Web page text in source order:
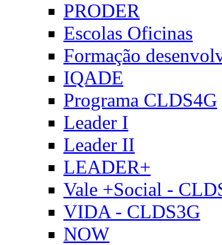
PRODER
Escolas Oficinas
Formação
IQADE
Programa CLDS4G
Leader I
Leader II
LEADER+
Vale +Social -
VIDA - CLDS3G
NOW